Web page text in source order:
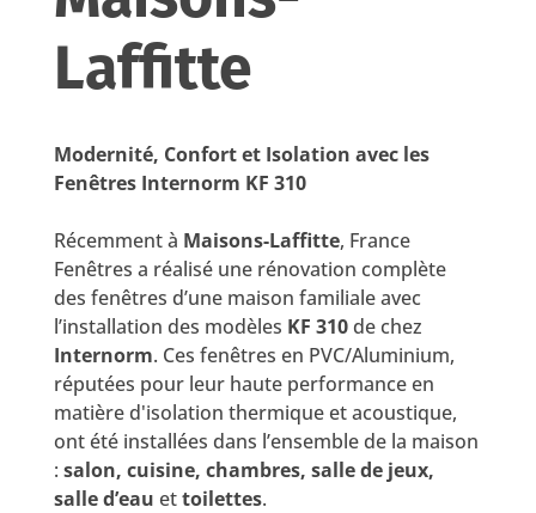
Laffitte
Modernité, Confort et Isolation avec les
Fenêtres Internorm KF 310
Récemment à Maisons-Laffitte, France
Fenêtres a réalisé une rénovation complète
des fenêtres d’une maison familiale avec
l’installation des modèles KF 310de chez
Internorm. Ces fenêtres en PVC/Aluminium,
réputées pour leur haute performance en
matière d'isolation thermique et acoustique,
ont été installées dans l’ensemble de la maison
: salon, cuisine, chambres, salle de jeux,
salle d’eau ettoilettes.